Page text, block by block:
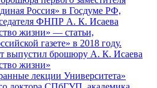
выпустил брошюру А. К. Исаева
жизни»